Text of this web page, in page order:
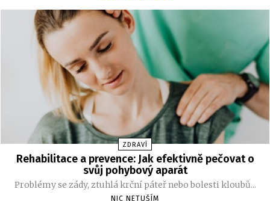
ZDRAVÍ
Rehabilitace a prevence: Jak efektivně pečovat o
svůj pohybový aparát
Problémy se zády, ztuhlá krční páteř nebo bolesti kloubů...
NIC NETUŠÍM